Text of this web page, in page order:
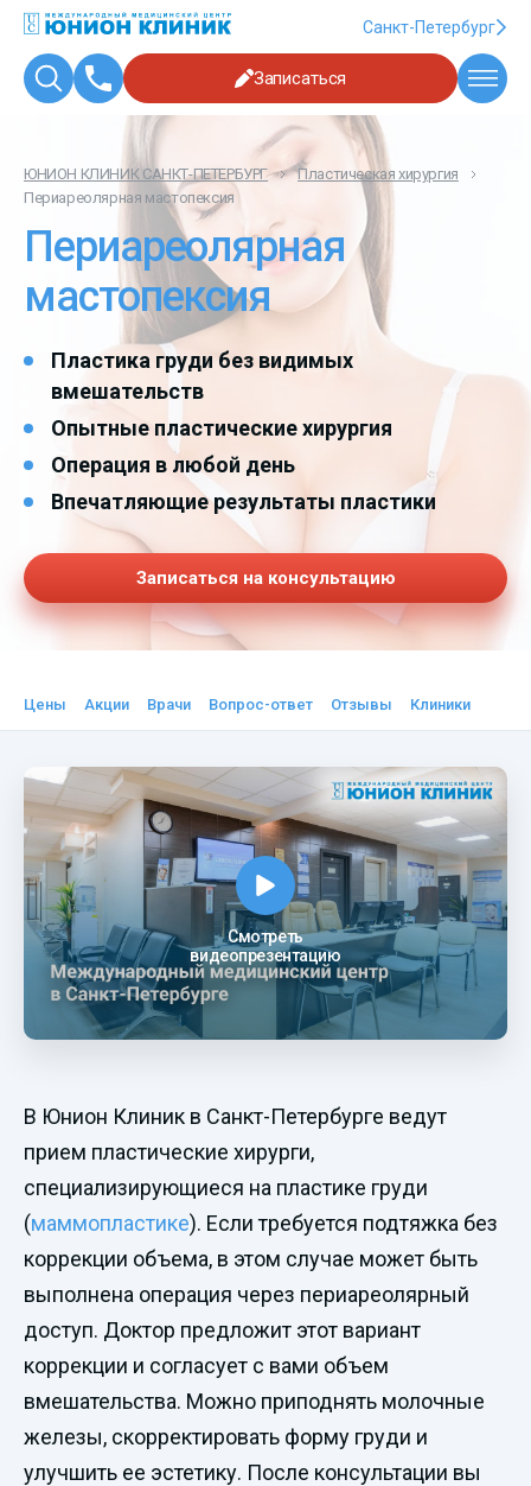
Санкт-Петербург
Записаться
ЮНИОН КЛИНИК САНКТ-ПЕТЕРБУРГ
Пластическая хирургия
Периареолярная мастопексия
Периареолярная
мастопексия
Пластика груди без видимых
вмешательств
Опытные пластические хирургия
Операция в любой день
Впечатляющие результаты пластики
Записаться на консультацию
Цены Акции Врачи Вопрос-ответ Отзывы Клиники
Смотреть
видеопрезентацию
В Юнион Клиник в Санкт-Петербурге ведут
прием пластические хирурги,
специализирующиеся на пластике груди
(маммопластике). Если требуется подтяжка без
коррекции объема, в этом случае может быть
выполнена операция через периареолярный
доступ. Доктор предложит этот вариант
коррекции и согласует с вами объем
вмешательства. Можно приподнять молочные
железы, скорректировать форму груди и
улучшить ее эстетику. После консультации вы